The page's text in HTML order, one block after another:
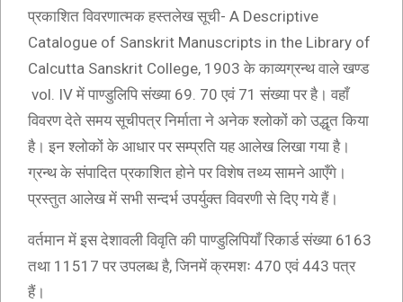
प्रकाशित विवरणात्मक हस्तलेख सूची- A Descriptive
Catalogue of Sanskrit Manuscripts in the Library of
Calcutta Sanskrit College, 1903 के काव्यग्रन्थ वाले खण्ड
vol. IV में पाण्डुलिपि संख्या 69. 70 एवं 71 संख्या पर है। वहाँ
विवरण देते समय सूचीपत्र निर्माता ने अनेक श्लोकों को उद्धृत किया
है। इन श्लोकों के आधार पर सम्प्रति यह आलेख लिखा गया है।
ग्रन्थ के संपादित प्रकाशित होने पर विशेष तथ्य सामने आएँगे।
प्रस्तुत आलेख में सभी सन्दर्भ उपर्युक्त विवरणी से दिए गये हैं।
वर्तमान में इस देशावली विवृति की पाण्डुलिपियाँ रिकार्ड संख्या 6163
तथा 11517 पर उपलब्ध है, जिनमें क्रमशः 470 एवं 443 पत्र
हैं।